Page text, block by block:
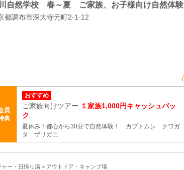
自然学校 春～夏 ご家族、お子様向け自然体験
都調布市深大寺元町2-1-12
員
典
おすすめ
ご家族向けツアー １家族1,000円キャッシュバッ
ク
夏休み！都心から30分で自然体験！ カブトムシ クワガ
タ ザリガニ
ャー・日帰り湯 > アウトドア・キャンプ場